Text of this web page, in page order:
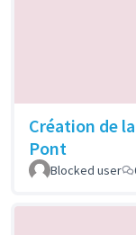
Création de
Pont
Blocked user